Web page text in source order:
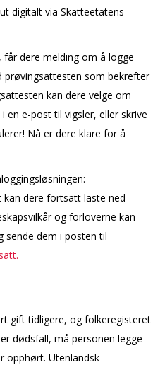
digitalt via Skatteetatens
dere melding om å logge
prøvingsattesten som bekrefter
kan dere velge om
en e-post til vigsler, eller skrive
Nå er dere klare for å
kan dere fortsatt laste ned
og forloverne kan
dem i posten til
gift tidligere, og folkeregisteret
dødsfall, må personen legge
opphørt. Utenlandsk